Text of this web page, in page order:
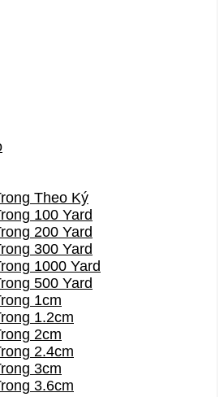
Theo Ký
100 Yard
200 Yard
300 Yard
1000 Yard
500 Yard
1cm
1.2cm
2cm
2.4cm
3cm
3.6cm